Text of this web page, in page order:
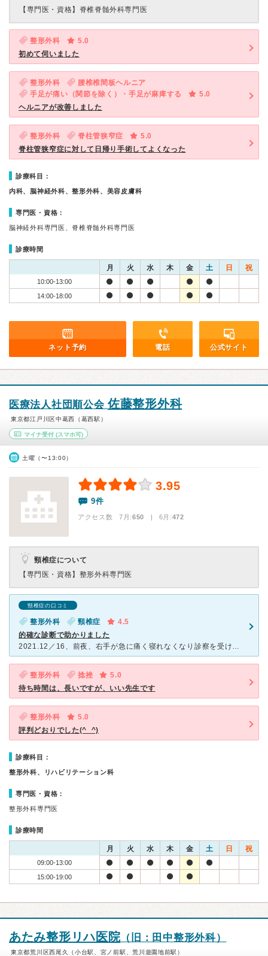
【専門医・資格】 脊椎脊髄外科専門医
整形外科
5.0
初めて伺いました
整形外科
腰椎椎間板ヘルニア
手足が痛い（関節を除く）・手足が麻痺する
5.0
ヘルニアが改善しました
整形外科 脊柱管狭窄症
5.0
脊柱管狭窄症に対して日帰り手術してよくなった
診療科目：
内科、脳神経外科、整形外科、美容皮膚科
専門医・資格：
脳神経外科専門医、脊椎脊髄外科専門医
診療時間
月 火 水 木 金 土 日 祝
10:00-13:00
14:00-18:00
ネット予約 電話 公式サイト
医療法人社団順公会佐藤整形外科
東京都江戸川区中葛西（葛西駅）
マイナ受付 (スマホ可)
土曜（〜13:00）
3.95
9件
アクセス数 7月:650 | 6月:472
頸椎症について
【専門医・資格】 整形外科専門医
頸椎症の口コミ
整形外科 頸椎症
4.5
的確な診断で助かりました
2021.12／16、前夜、右手が急に痛く寝れなくなり診察を受けました。手首が原因かと思ったら首の頚椎との事 レントゲンを撮って頂き丁寧に説明してもらい、納得しました、薬も良く効いてすぐ治りました
整形外科 捻挫
5.0
待ち時間は、長いですが、いい先生です
整形外科
5.0
評判どおりでした(^_^)
診療科目：
整形外科、リハビリテーション科
専門医・資格：
整形外科専門医
診療時間
月 火 水 木 金 土 日 祝
09:00-13:00
15:00-19:00
あたみ整形リハ医院（旧：田中整形外科）
東京都荒川区西尾久（小台駅、宮ノ前駅、荒川遊園地前駅）